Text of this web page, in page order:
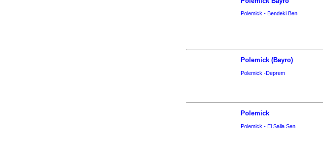
Polemick - Bendeki Ben
Polemick (Bayro)
Polemick -Deprem
Polemick
Polemick - El Salla Sen